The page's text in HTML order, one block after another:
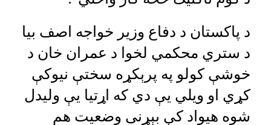
د پاکستان د دفاع وزیر خواجه اصف بیا
د ستري محکمي لخوا د عمران خان د
خوشې کولو په پرېکړه سختې نیوکې
کړي او ویلي یې دي که اړتیا یې ولیدل
شوه هیواد کې بېړنی وضعیت هم